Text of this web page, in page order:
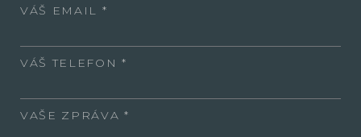
VÁŠ EMAIL
VÁŠ TELEFON
VAŠE ZPRÁVA